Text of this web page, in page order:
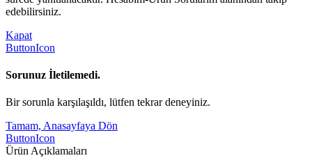
edebilirsiniz.
Kapat
ButtonIcon
Sorunuz İletilemedi.
Bir sorunla karşılaşıldı, lütfen tekrar deneyiniz.
Tamam, Anasayfaya Dön
ButtonIcon
Ürün Açıklamaları